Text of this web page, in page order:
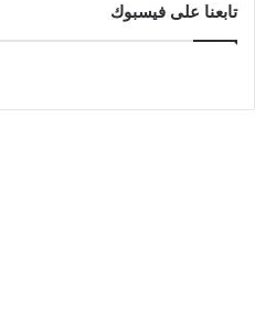
تابعنا على فيسبوك